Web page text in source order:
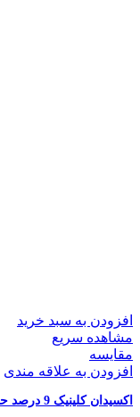
افزودن به سبد خرید
مشاهده سریع
مقایسه
افزودن به علاقه مندی
اکسیدان کلینیک 9 درصد حجم 150 میلی لیتر